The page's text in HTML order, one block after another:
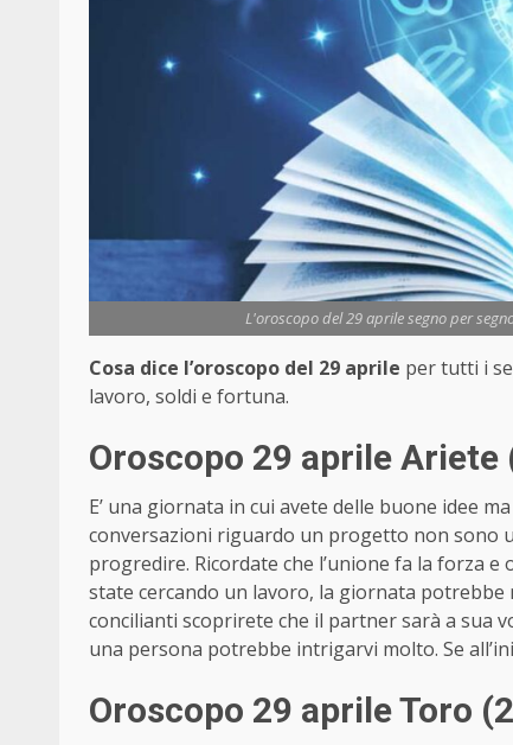
L'oroscopo del 29 aprile segno per
Cosa dice l’oroscopo del 29 aprile per tutti i
lavoro, soldi e fortuna.
Oroscopo 29 aprile
E’ una giornata in cui avete delle buone idee
conversazioni riguardo un progetto non sono
progredire. Ricordate che l’unione fa la forza
state cercando un lavoro, la giornata
concilianti scoprirete che il partner sarà a sua
una persona potrebbe intrigarvi molto. Se
Oroscopo 29 aprile Toro